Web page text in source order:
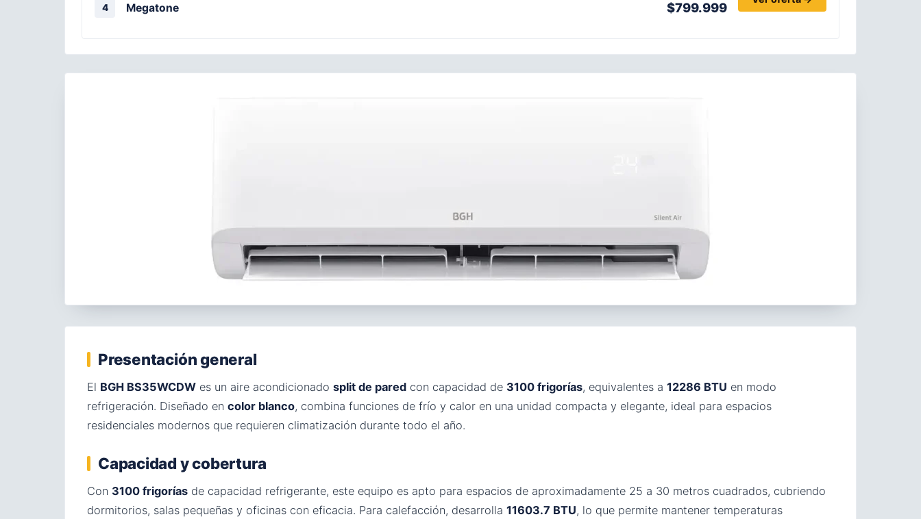
4 Megatone $799.999
Presentación general
El BGH BS35WCDW es un aire acondicionado split de pared con capacidad de 3100 frigorías, equivalentes a 12286 BTU en modo
refrigeración. Diseñado en color blanco, combina funciones de frío y calor en una unidad compacta y elegante, ideal para espacios
residenciales modernos que requieren climatización durante todo el año.
Capacidad y cobertura
Con 3100 frigorías de capacidad refrigerante, este equipo es apto para espacios de aproximadamente 25 a 30 metros cuadrados, cubriendo
dormitorios, salas pequeñas y oficinas con eficacia. Para calefacción, desarrolla 11603.7 BTU, lo que permite mantener temperaturas